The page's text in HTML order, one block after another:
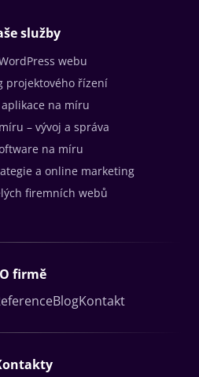
služby
webu
projektového řízení
na míru
– vývoj a správa
na míru
a online marketing
firemních webů
O firmě
BlogKontakt